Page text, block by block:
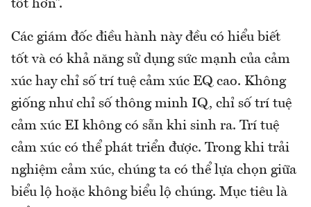
tốt hơn”.
Các giám đốc điều hành này đều có hiểu biết
tốt và có khả năng sử dụng sức mạnh của cảm
xúc hay chỉ số trí tuệ cảm xúc EQ cao. Không
giống như chỉ số thông minh IQ, chỉ số trí tuệ
cảm xúc EI không có sẵn khi sinh ra. Trí tuệ
cảm xúc có thể phát triển được. Trong khi trải
nghiệm cảm xúc, chúng ta có thể lựa chọn giữa
biểu lộ hoặc không biểu lộ chúng. Mục tiêu là